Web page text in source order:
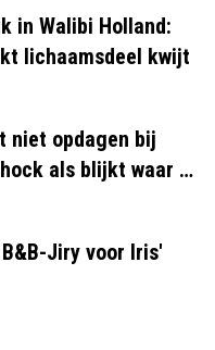
in Walibi Holland:
lichaamsdeel kwijt
niet opdagen bij
als blijkt waar ze
Jiry voor Iris'